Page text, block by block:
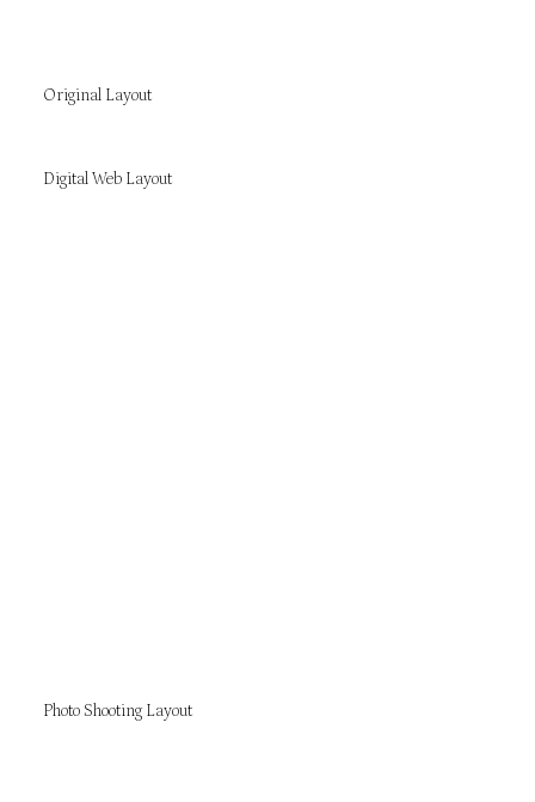
Original Layout
Digital Web Layout
Photo Shooting Layout